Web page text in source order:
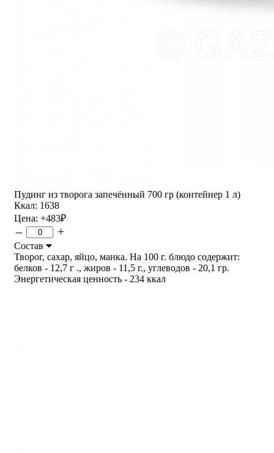
Пудинг из творога запечённый 700 гр (контейнер 1 л)
Ккал: 1638
Цена: +483₽
– +
Состав
Творог, сахар, яйцо, манка. На 100 г. блюдо содержит:
белков - 12,7 г ., жиров - 11,5 г., углеводов - 20,1 гр.
Энергетическая ценность - 234 ккал